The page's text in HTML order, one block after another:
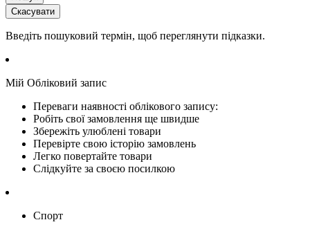
Скасувати
Введіть пошуковий термін, щоб переглянути підказки.
Мій Обліковий запис
Переваги наявності облікового запису:
Робіть свої замовлення ще швидше
Збережіть улюблені товари
Перевірте свою історію замовлень
Легко повертайте товари
Слідкуйте за своєю посилкою
Спорт